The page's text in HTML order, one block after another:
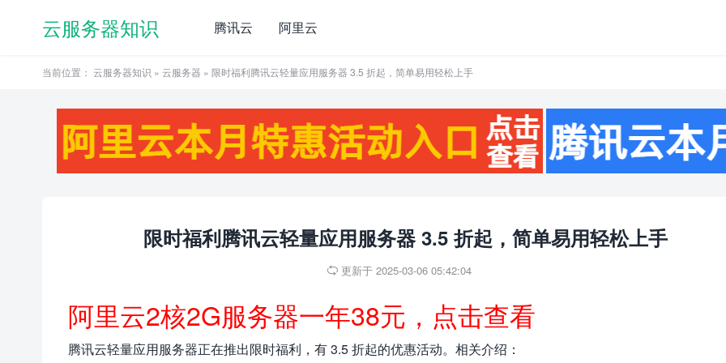
云服务器知识 腾讯云 阿里云
当前位置： 云服务器知识 » 云服务器 » 限时福利腾讯云轻量应用服务器 3.5 折起，简单易用轻松上手
限时福利腾讯云轻量应用服务器 3.5 折起，简单易用轻松上手
 更新于 2025-03-06 05:42:04
阿里云2核2G服务器一年38元，点击查看
腾讯云轻量应用服务器正在推出限时福利，有 3.5 折起的优惠活动。相关介绍：